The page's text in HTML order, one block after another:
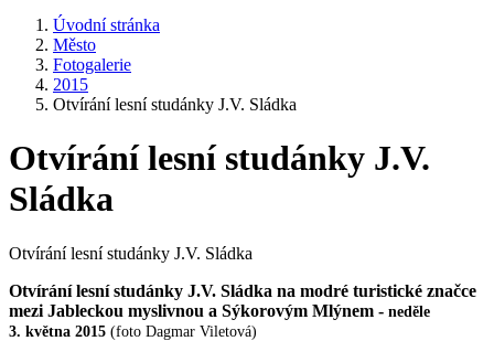
Úvodní stránka
Město
Fotogalerie
2015
Otvírání lesní studánky J.V. Sládka
Otvírání lesní studánky J.V.
Sládka
Otvírání lesní studánky J.V. Sládka
Otvírání lesní studánky J.V. Sládka na modré turistické značce
mezi Jableckou myslivnou a Sýkorovým Mlýnem - neděle
3. května 2015 (foto Dagmar Viletová)